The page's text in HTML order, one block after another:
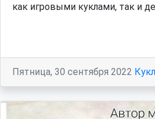
как игровыми куклами, так и
Пятница, 30 сентября 2022